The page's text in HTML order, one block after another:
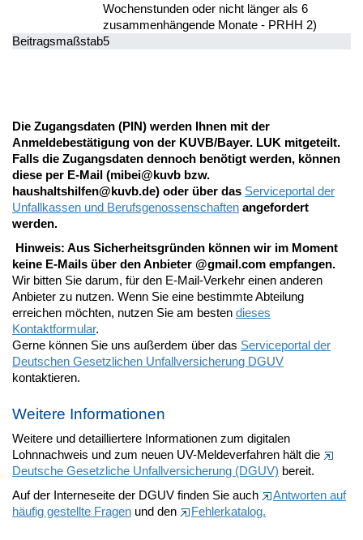
Wochenstunden oder nicht länger als 6
zusammenhängende Monate - PRHH 2)
Beitragsmaßstab5
Die Zugangsdaten (PIN) werden Ihnen mit der
Anmeldebestätigung von der KUVB/Bayer. LUK mitgeteilt.
Falls die Zugangsdaten dennoch benötigt werden, können
diese per E-Mail (mibei@kuvb bzw.
haushaltshilfen@kuvb.de) oder über das Serviceportal der
Unfallkassen und Berufsgenossenschaften angefordert
werden.
Hinweis: Aus Sicherheitsgründen können wir im Moment
keine E-Mails über den Anbieter @gmail.com empfangen.
Wir bitten Sie darum, für den E-Mail-Verkehr einen anderen
Anbieter zu nutzen. Wenn Sie eine bestimmte Abteilung
erreichen möchten, nutzen Sie am besten dieses
Kontaktformular.
Gerne können Sie uns außerdem über das Serviceportal der
Deutschen Gesetzlichen Unfallversicherung DGUV
kontaktieren.
Weitere Informationen
Weitere und detailliertere Informationen zum digitalen
Lohnnachweis und zum neuen UV-Meldeverfahren hält die
Deutsche Gesetzliche Unfallversicherung (DGUV) bereit.
Auf der Interneseite der DGUV finden Sie auch
Antworten auf
häufig gestellte Fragen und den Fehlerkatalog.